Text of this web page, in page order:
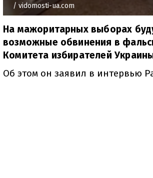
/ vidomosti-ua.com
На мажоритарных выборах
возможные обвинения в
Комитета избирателей
Об этом он заявил в интервью